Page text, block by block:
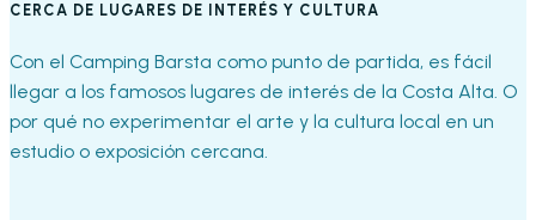
CERCA DE LUGARES DE INTERÉS Y CULTURA
Con el Camping Barsta como punto de partida, es fácil
llegar a los famosos lugares de interés de la Costa Alta. O
por qué no experimentar el arte y la cultura local en un
estudio o exposición cercana.